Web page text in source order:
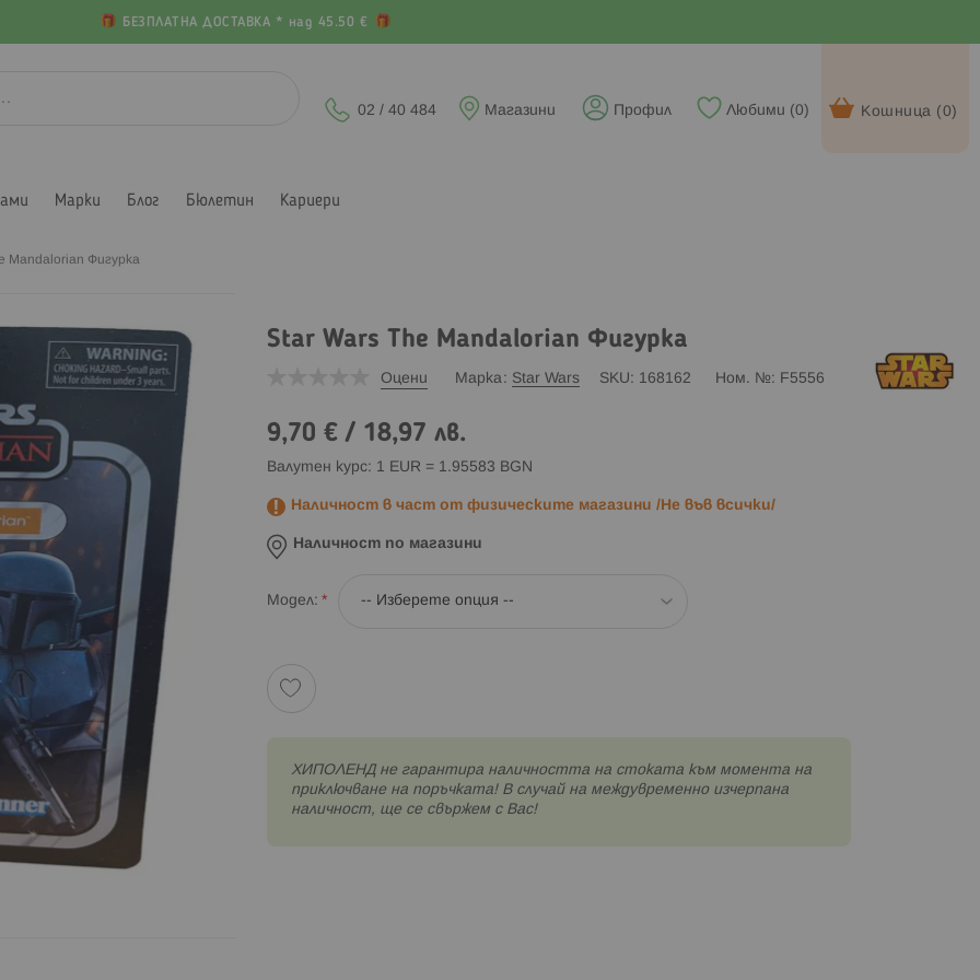
БЕЗПЛАТНА ДОСТАВКА * над 45.50 €
Кошница (0)
Любими (0)
Профил
Магазини
02 / 40 484
Марки Блог Бюлетин Кариери
Mandalorian Фигурка
Star Wars The Mandalorian Фигурка
Оцени Марка Star Wars SKU 168162 Ном. № F5556
9,70 €/ 18,97 лв.
Валутен курс: 1 EUR = 1.95583 BGN
Наличност в част от физическите магазини /Не във всички/
Наличност по магазини
Модел
XИПОЛЕНД не гарантира наличността на стоката към момента на
приключване на поръчката! В случай на междувременно изчерпана
наличност, ще се свържем с Вас!